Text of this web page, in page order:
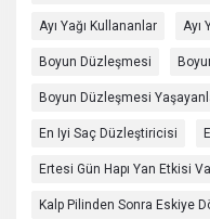
Ayı Yağı Kullananlar Ayı
Boyun Düzleşmesi
Boyun Düzleşmesi
En Iyi Saç Düzleştiricisi
Ertesi Gün Hapı Yan Etkisi
Kalp Pilinden Sonra Eskiye